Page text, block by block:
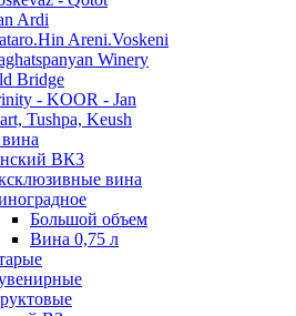
Ardi
Areni.Voskeni
Winery
Bridge
- KOOR - Jan
Tushpa, Keush
ВК3
вина
Большой объем
Вина 0,75 л